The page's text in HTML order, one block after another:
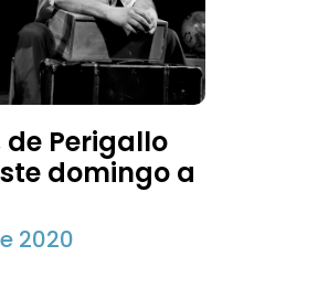
de Perigallo
domingo a
2020